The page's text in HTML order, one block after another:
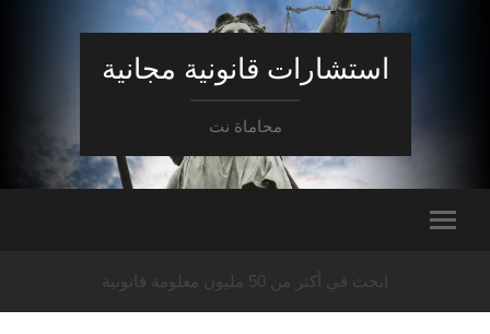
استشارات قانونية مجانية
محاماة نت
ابحث في أكثر من 50 مليون معلومة قانونية